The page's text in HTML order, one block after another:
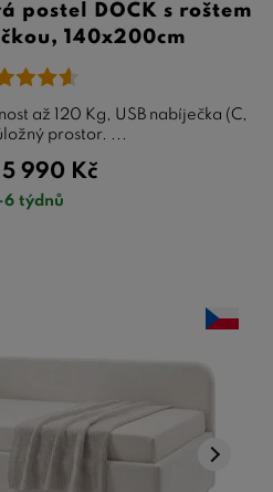
postel DOCK s roštem
140x200cm
až 120 Kg, USB nabíječka (C,
prostor. ...
990 Kč
6 týdnů